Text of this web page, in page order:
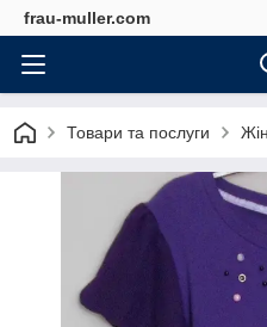
frau-muller.com
Товари та послуги